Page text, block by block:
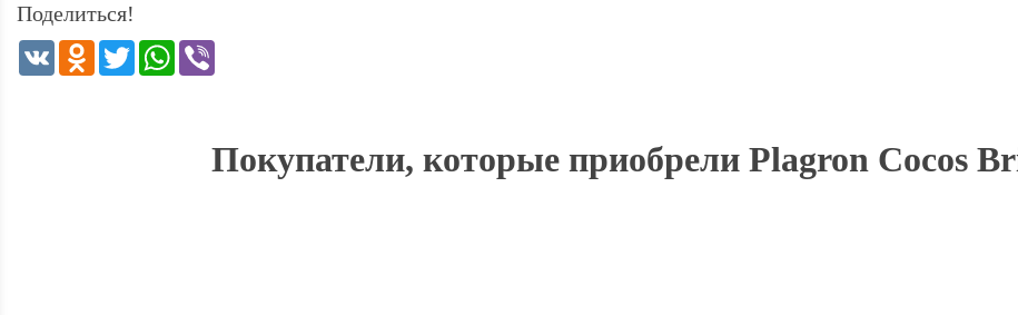
Поделиться!
VK Odnoklassniki
TwitterWhatsApp
Покупатели, которые приобрели Plagron Cocos